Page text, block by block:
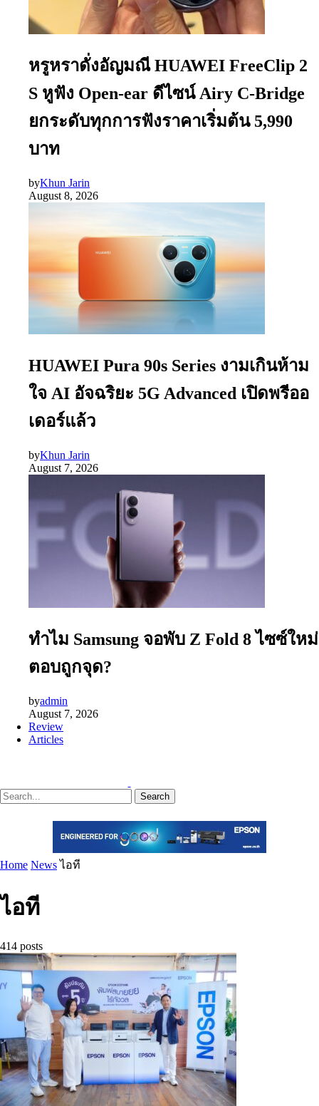
หรูหราดั่งอัญมณี HUAWEI FreeClip 2
S หูฟัง Open-ear ดีไซน์ Airy C-Bridge
ยกระดับทุกการฟังราคาเริ่มต้น 5,990
บาท
byKhun Jarin
August 8, 2026
HUAWEI Pura 90s Series งามเกินห้าม
ใจ AI อัจฉริยะ 5G Advanced เปิดพรีออ
เดอร์แล้ว
byKhun Jarin
August 7, 2026
ทำไม Samsung จอพับ Z Fold 8 ไซซ์ใหม่
ตอบถูกจุด?
byadmin
August 7, 2026
Review
Articles
Search
Home News ไอที
ไอที
414 posts